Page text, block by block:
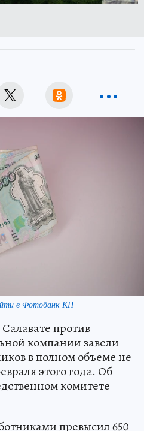
в Фотобанк КП
против
компании завели
в полном объеме не
этого года. Об
комитете
превысил 650